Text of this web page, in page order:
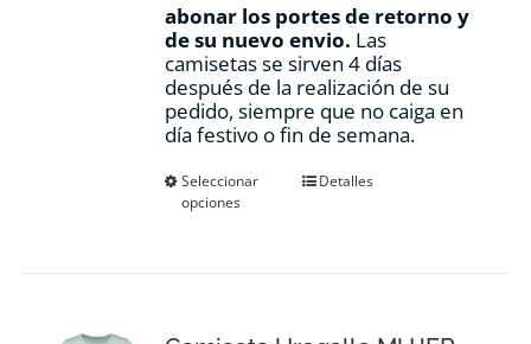
abonar los portes de retorno y
de su nuevo envio. Las
camisetas se sirven 4 días
después de la realización de su
pedido, siempre que no caiga en
día festivo o fin de semana.
Seleccionar
opciones
EsteDetalles